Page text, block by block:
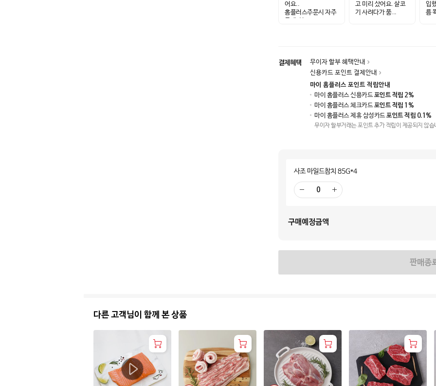
어요..
홈플러스주문시 자주
고 미리 샀어요. 살코
기 사려다가 품...
입
름
결제혜택
무이자 할부 혜택안내
신용카드 포인트 결제안내
마이 홈플러스 포인트 적립안내
마이 홈플러스 신용카드포인트 적립 2%
마이 홈플러스 체크카드포인트 적립 1%
마이 홈플러스 제휴 삼성카드포인트 적립 0.1%
무이자 할부거래는 포인트 추가 적립이 제공되지 않습
사조 마일드참치 85G*4
기
더
하
구매예정금액
판매종
다른 고객님이 함께 본 상품